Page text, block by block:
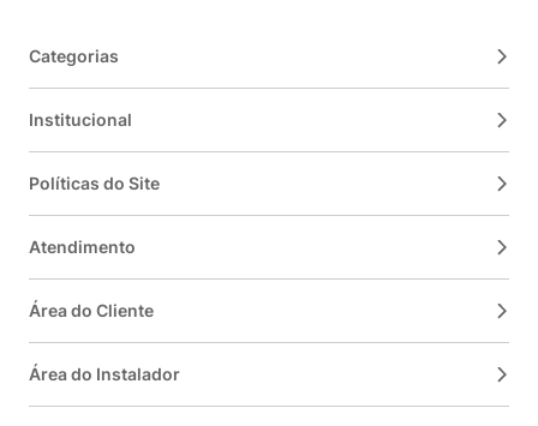
Categorias
Institucional
Políticas do Site
Atendimento
Área do Cliente
Área do Instalador